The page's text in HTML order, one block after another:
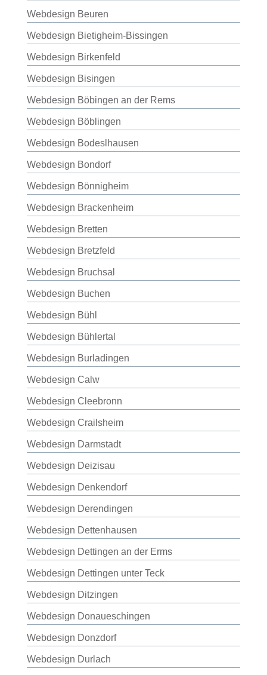
Webdesign Beuren
Webdesign Bietigheim-Bissingen
Webdesign Birkenfeld
Webdesign Bisingen
Webdesign Böbingen an der Rems
Webdesign Böblingen
Webdesign Bodeslhausen
Webdesign Bondorf
Webdesign Bönnigheim
Webdesign Brackenheim
Webdesign Bretten
Webdesign Bretzfeld
Webdesign Bruchsal
Webdesign Buchen
Webdesign Bühl
Webdesign Bühlertal
Webdesign Burladingen
Webdesign Calw
Webdesign Cleebronn
Webdesign Crailsheim
Webdesign Darmstadt
Webdesign Deizisau
Webdesign Denkendorf
Webdesign Derendingen
Webdesign Dettenhausen
Webdesign Dettingen an der Erms
Webdesign Dettingen unter Teck
Webdesign Ditzingen
Webdesign Donaueschingen
Webdesign Donzdorf
Webdesign Durlach